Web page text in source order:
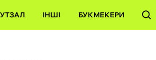
ІНШІ БУКМЕКЕРИ